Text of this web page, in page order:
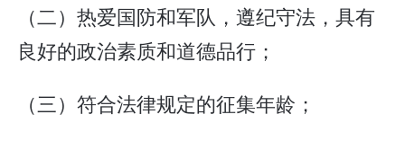
（二）热爱国防和军队，遵纪守法，具有
良好的政治素质和道德品行；
（三）符合法律规定的征集年龄；